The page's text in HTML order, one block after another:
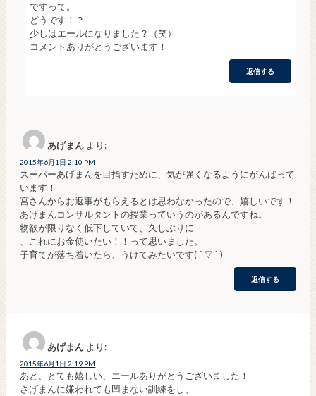
ですって。
どうです！？
少しはエールになりました？（笑）
コメントありがとうございます！
返信する
あげまん より:
2015年6月1日 2:10 PM
スーパーあげまんを目指すために、気が強くなるようにがんばって
います！
宮さんからお返事がもらえるとは思わなかったので、嬉しいです！
あげまんコンサルタントの授業っていうのがあるんですね。
物欲が限りなく低下していて、久しぶりに
、これにお金使いたい！！って思いました。
子育てが落ち着いたら、うけてみたいです( ´ ▽ ` )
返信する
あげまん より:
2015年6月1日 2:19 PM
あと、とても嬉しい、エールありがとうございました！
さげまんに嫌われても凹まない訓練をし、